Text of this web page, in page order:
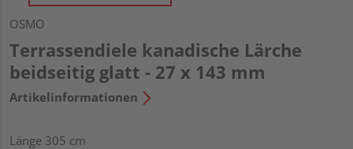
OSMO
Terrassendiele kanadische Lärche
beidseitig glatt - 27 x 143 mm
Artikelinformationen
Länge 305 cm